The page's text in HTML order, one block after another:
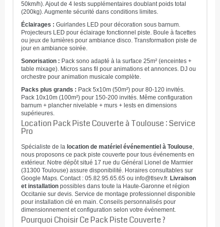
50km/h). Ajout de 4 lests supplémentaires doublant poids total
(200kg). Augmente sécurité dans conditions limites.
Éclairages : Guirlandes LED pour décoration sous barnum.
Projecteurs LED pour éclairage fonctionnel piste. Boule à facettes
ou jeux de lumières pour ambiance disco. Transformation piste de
jour en ambiance soirée.
Sonorisation : Pack sono adapté à la surface 25m² (enceintes +
table mixage). Micros sans fil pour animations et annonces. DJ ou
orchestre pour animation musicale complète.
Packs plus grands : Pack 5x10m (50m²) pour 80-120 invités.
Pack 10x10m (100m²) pour 150-200 invités. Même configuration
barnum + plancher nivelable + murs + lests en dimensions
supérieures.
Location Pack Piste Couverte à Toulouse : Service
Pro
Spécialiste de la location de matériel événementiel à Toulouse,
nous proposons ce pack piste couverte pour tous événements en
extérieur. Notre dépôt situé 17 rue du Général Lionel de Marmier
(31300 Toulouse) assure disponibilité. Horaires consultables sur
Google Maps. Contact : 05.82.95.65.65 ou info@tlsev.fr. Livraison
et installation possibles dans toute la Haute-Garonne et région
Occitanie sur devis. Service de montage professionnel disponible
pour installation clé en main. Conseils personnalisés pour
dimensionnement et configuration selon votre événement.
Pourquoi Choisir Ce Pack Piste Couverte ?